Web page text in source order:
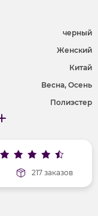
черный
Женский
Китай
Весна, Осень
Полиэстер
воротник-стойка
без рисунка
стеганый
217 заказов